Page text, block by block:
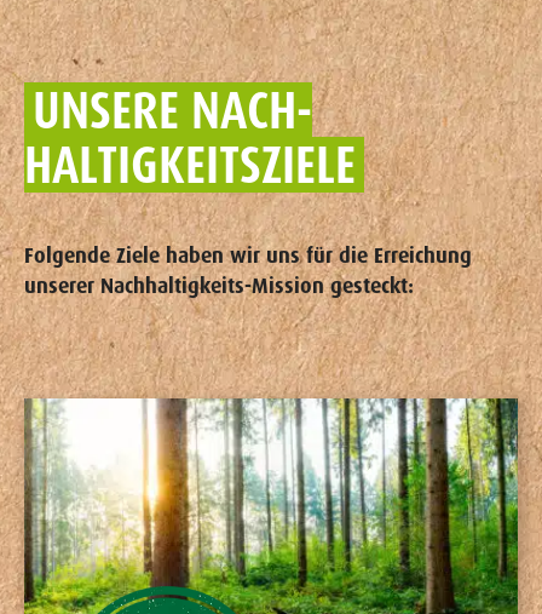
UNSERE NACH­
HALTIGKEITS­ZIELE
Folgende Ziele haben wir uns für die Erreichung
unserer Nachhaltigkeits-Mission gesteckt: